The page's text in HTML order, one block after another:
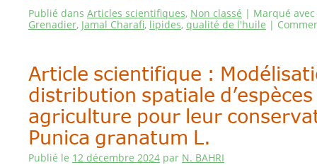
Publié dans Articles scientifiques, Non classé | Marqué avec
Grenadier, Jamal Charafi, lipides, qualité de l'huile |
Article scientifique :
distribution spatiale
agriculture pour leur
Punica granatum L.
Publié le 12 décembre 2024 par N. BAHRI